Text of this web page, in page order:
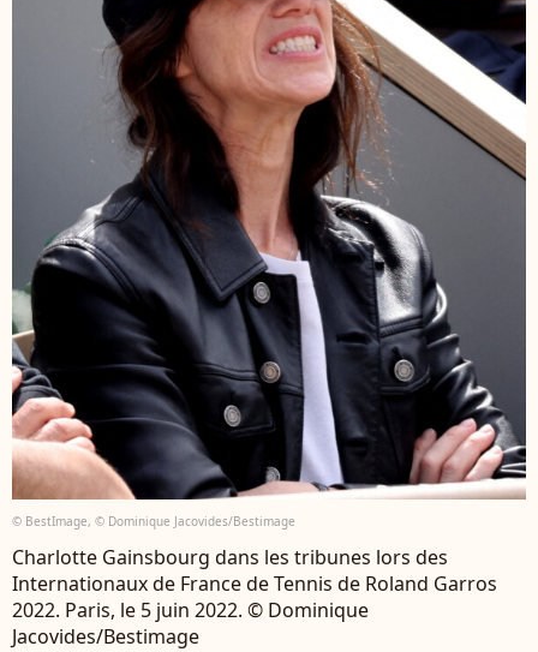
© BestImage, © Dominique Jacovides/Bestimage
Charlotte Gainsbourg dans les tribunes lors des
Internationaux de France de Tennis de Roland Garros
2022. Paris, le 5 juin 2022. © Dominique
Jacovides/Bestimage